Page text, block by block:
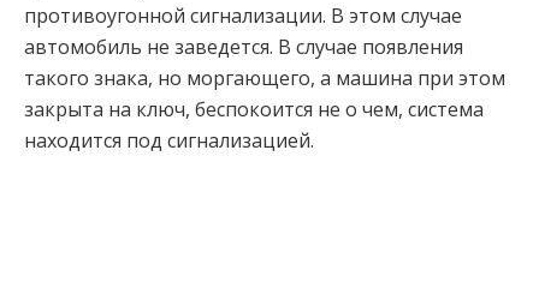
противоугонной сигнализации. В этом случае
автомобиль не заведется. В случае появления
такого знака, но моргающего, а машина при этом
закрыта на ключ, беспокоится не о чем, система
находится под сигнализацией.